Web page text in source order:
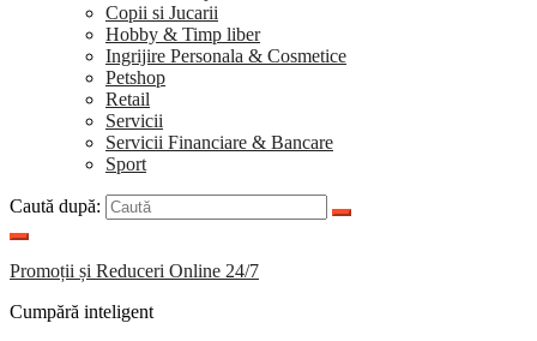
Copii si Jucarii
Hobby & Timp liber
Ingrijire Personala & Cosmetice
Petshop
Retail
Servicii
Servicii Financiare & Bancare
Sport
Caută după:
Promoții și Reduceri Online 24/7
Cumpără inteligent